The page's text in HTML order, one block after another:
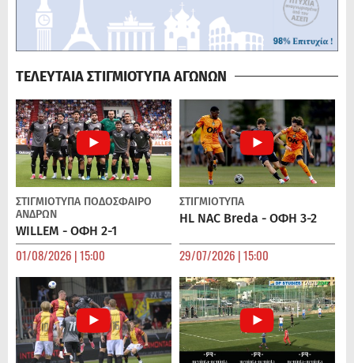
ΤΕΛΕΥΤΑΙΑ ΣΤΙΓΜΙΟΤΥΠΑ ΑΓΩΝΩΝ
ΣΤΙΓΜΙΟΤΥΠΑ ΠΟΔΌΣΦΑΙΡΟ
ΑΝΔΡΏΝ
WILLEM - ΟΦΗ 2-1
01/08/2026 | 15:00
ΣΤΙΓΜΙΟΤΥΠΑ
HL NAC Breda - ΟΦΗ 3-2
29/07/2026 | 15:00